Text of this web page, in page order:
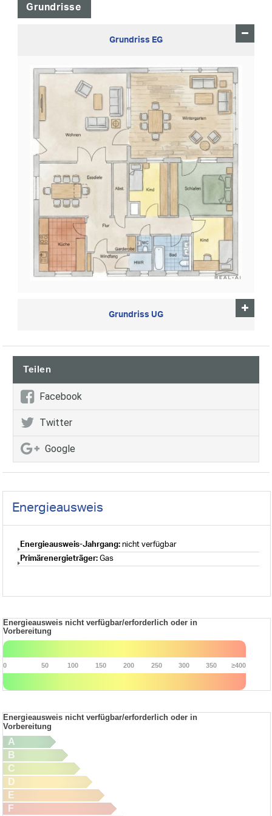
Grundrisse
Grundriss EG
Grundriss UG
Teilen
Facebook
Twitter
Google
Energieausweis
Energieausweis-Jahrgang: nicht verfügbar
Primärenergieträger: Gas
Energieausweis nicht verfügbar/erforderlich oder in
Vorbereitung
0 50 100 150 200 250 300 350 ≥400
Energieausweis nicht verfügbar/erforderlich oder in
Vorbereitung
A
B
C
D
E
F